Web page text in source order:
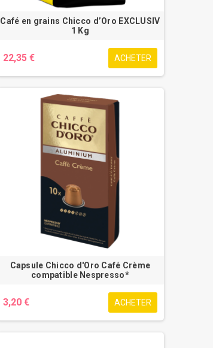
Café en grains Chicco d’Oro EXCLUSIV
1 Kg
22,35 € ACHETER
Capsule Chicco d'Oro Café Crème
compatible Nespresso*
3,20 € ACHETER